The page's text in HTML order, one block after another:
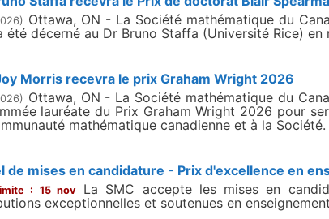
Ottawa, ON - La Société mathématique du
été décerné au Dr Bruno Staffa (Université Rice)
Morris recevra le prix Graham Wright 2026
Ottawa, ON - La Société mathématique du
lauréate du Prix Graham Wright 2026 pour
mathématique canadienne et à la Société.
de mises en candidature - Prix d'excellence en
: 15 novLa SMC accepte les mises en
exceptionnelles et soutenues en